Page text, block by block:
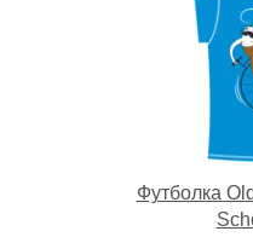
Футболка